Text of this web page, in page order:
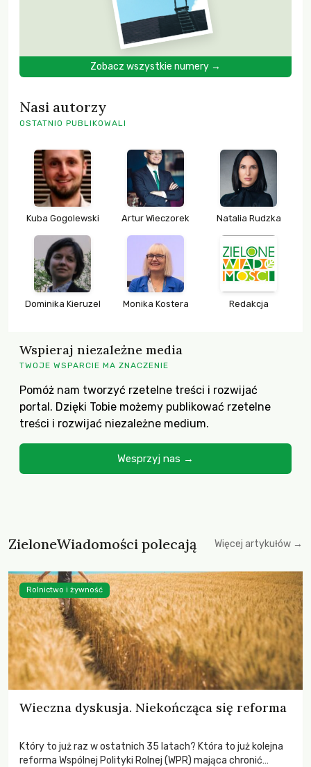
Zobacz wszystkie numery →
Nasi autorzy
OSTATNIO PUBLIKOWALI
Kuba Gogolewski Artur Wieczorek Natalia Rudzka
Dominika Kieruzel Monika Kostera Redakcja
Wspieraj niezależne media
TWOJE WSPARCIE MA ZNACZENIE
Pomóż nam tworzyć rzetelne treści i rozwijać
portal. Dzięki Tobie możemy publikować rzetelne
treści i rozwijać niezależne medium.
Wesprzyj nas →
ZieloneWiadomości polecają Więcej artykułów →
Wieczna dyskusja. Niekończąca się reforma
Który to już raz w ostatnich 35 latach? Która to już kolejna
reforma Wspólnej Polityki Rolnej (WPR) mająca chronić
Rolnictwo i żywność